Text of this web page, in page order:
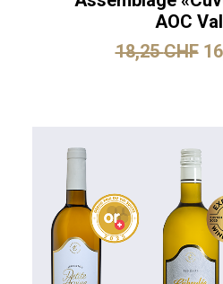
AOC
18,25CHF